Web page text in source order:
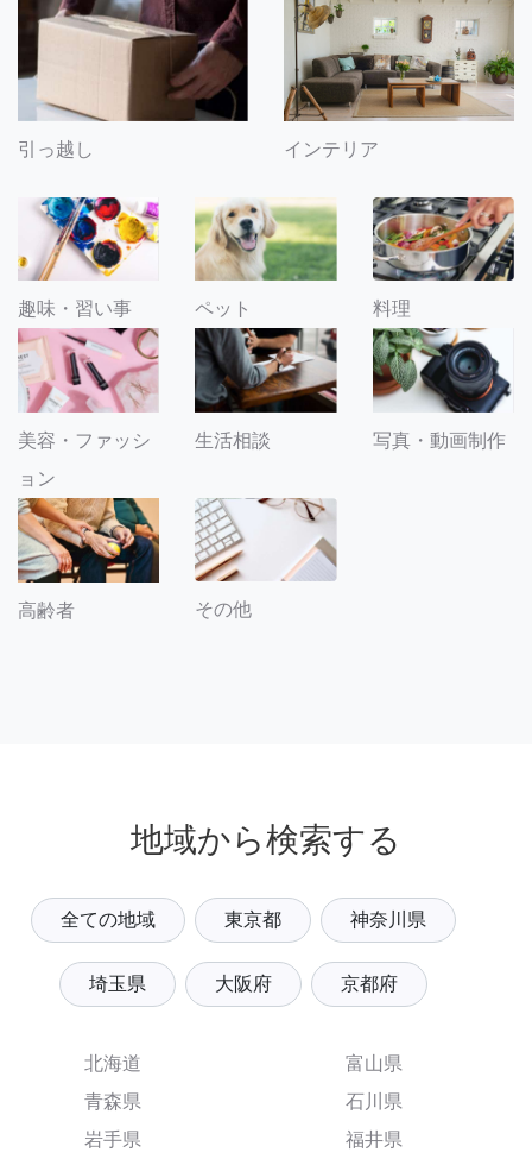
引っ越し インテリア
趣味・習い事 ペット 料理
美容・ファッシ
ョン
生活相談 写真・動画制作
高齢者 その他
地域から検索する
全ての地域 東京都 神奈川県
埼玉県 大阪府 京都府
北海道
青森県
岩手県
富山県
石川県
福井県